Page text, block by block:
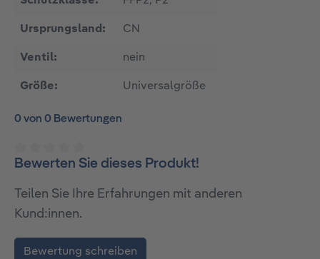
Ursprungsland: CN
Ventil: nein
Größe: Universalgröße
0 von 0 Bewertungen
Durchschnittliche Bewertung von 0 von 5 Sternen
Bewerten Sie dieses Produkt!
Teilen Sie Ihre Erfahrungen mit anderen
Kund:innen.
Bewertung schreiben